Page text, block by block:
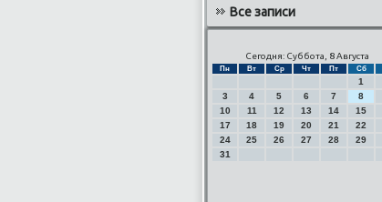
Все записи
Сегодня: Суббота, 8 Августа
Пн Вт Ср Чт Пт Сб
1
3
4 5 6 7 8
10
11 12 13 14 15
17
18 19 20 21 22
24
25 26 27 28 29
31